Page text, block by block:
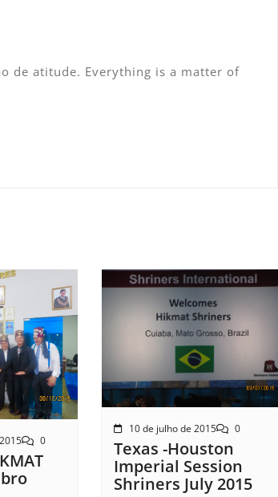
de atitude. Everything is a matter of
0
10 de julho de 2015 0
Texas -Houston
Imperial Session
Shriners July 2015